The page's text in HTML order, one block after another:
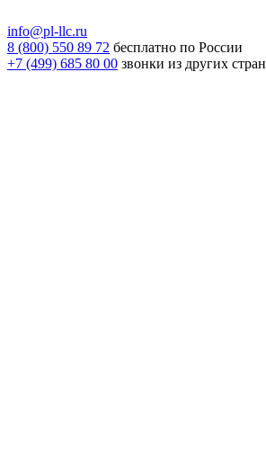
info@pl-llc.ru
8 (800) 550 89 72 бесплатно по России
+7 (499) 685 80 00 звонки из других стран